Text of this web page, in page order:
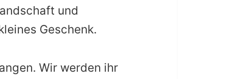
und
Geschenk.
Wir werden ihr